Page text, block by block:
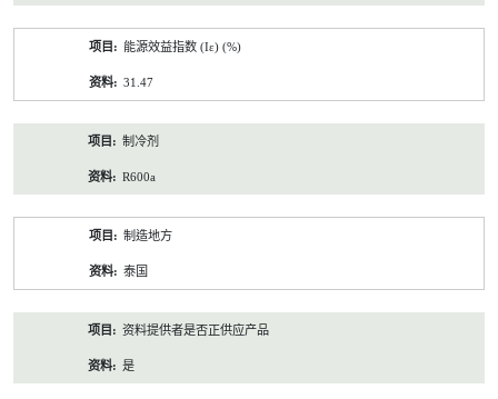
能源效益指数 (Iε) (%)
31.47
制冷剂
R600a
制造地方
泰国
资料提供者是否正供应产品
是